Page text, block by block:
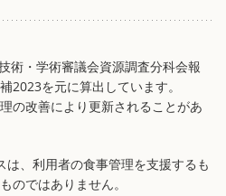
術・学術審議会資源調査分科会報
2023を元に算出しています。
の改善により更新されることがあ
、利用者の食事管理を支援するも
のではありません。